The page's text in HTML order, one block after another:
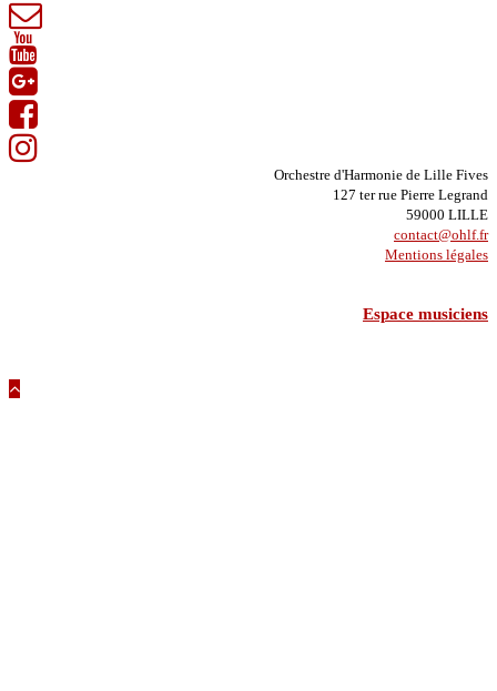
Orchestre d'Harmonie de Lille Fives
127 ter rue Pierre Legrand
59000 LILLE
contact@ohlf.fr
Mentions légales
Espace musiciens